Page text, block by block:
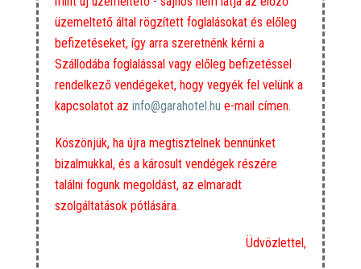
üzemeltető által rögzített foglalásokat és előleg
befizetéseket, így arra szeretnénk kérni a
Szállodába foglalással vagy előleg befizetéssel
rendelkező vendégeket, hogy vegyék fel velünk a
kapcsolatot az info@garahotel.hu e-mail címen.
Köszönjük, ha újra megtisztelnek bennünket
bizalmukkal, és a károsult vendégek részére
találni fogunk megoldást, az elmaradt
szolgáltatások pótlására.
Üdvözlettel,